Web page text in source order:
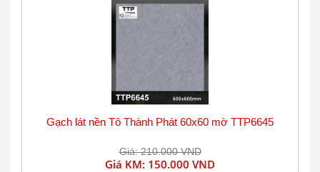
Gạch lát nền Tô Thành Phát 60x60 mờ TTP6645
Giá: 210.000 VND
Giá KM: 150.000 VND